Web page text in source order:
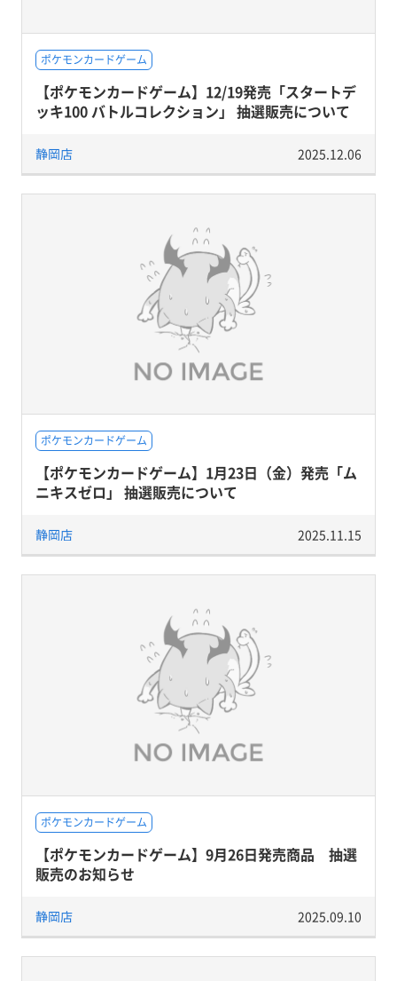
ポケモンカードゲーム
【ポケモンカードゲーム】12/19発売「スタートデ
ッキ100 バトルコレクション」 抽選販売について
静岡店 2025.12.06
ポケモンカードゲーム
【ポケモンカードゲーム】1月23日（金）発売「ム
ニキスゼロ」 抽選販売について
静岡店 2025.11.15
ポケモンカードゲーム
【ポケモンカードゲーム】9月26日発売商品 抽選
販売のお知らせ
静岡店 2025.09.10